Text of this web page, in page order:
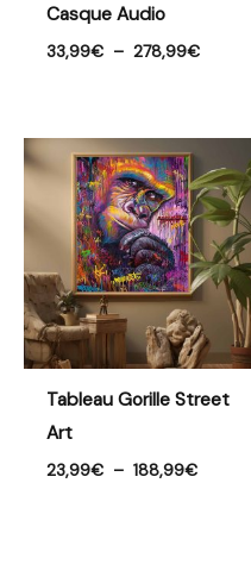
Casque Audio
33,99€ – 278,99€
Tableau Gorille Street
Art
23,99€ – 188,99€
de
prix :
23,99€
188,99€